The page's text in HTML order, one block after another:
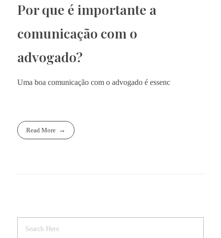
Por que é importante a
comunicação com o
advogado?
Uma boa comunicação com o advogado é essenc
Read More